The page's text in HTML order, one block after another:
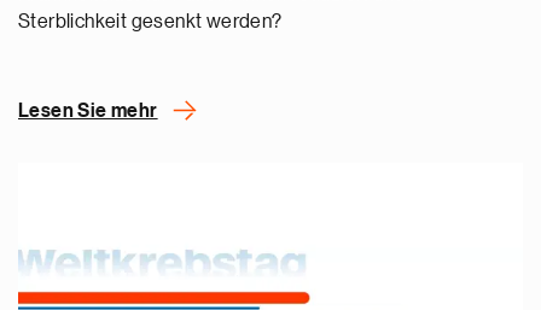
Sterblichkeit gesenkt werden?
Lesen Sie mehr